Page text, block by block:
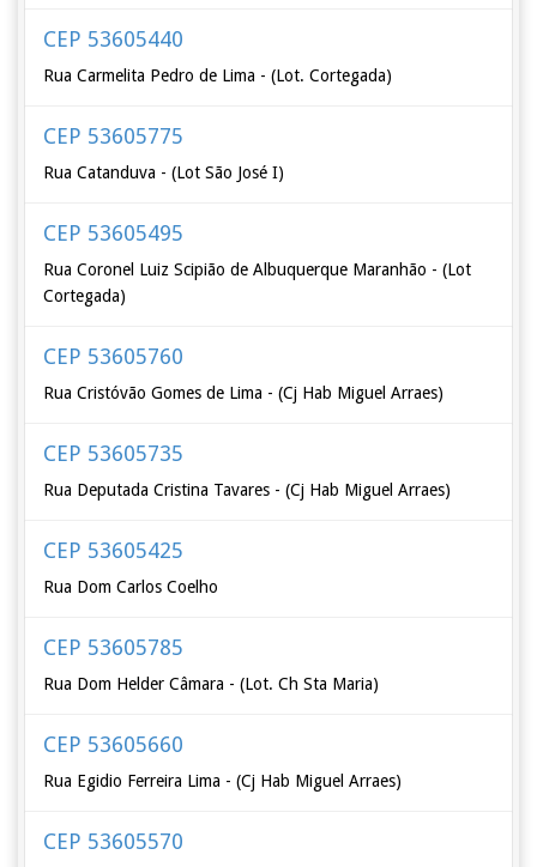
CEP 53605440
Rua Carmelita Pedro de Lima - (Lot. Cortegada)
CEP 53605775
Rua Catanduva - (Lot São José I)
CEP 53605495
Rua Coronel Luiz Scipião de Albuquerque Maranhão - (Lot
Cortegada)
CEP 53605760
Rua Cristóvão Gomes de Lima - (Cj Hab Miguel Arraes)
CEP 53605735
Rua Deputada Cristina Tavares - (Cj Hab Miguel Arraes)
CEP 53605425
Rua Dom Carlos Coelho
CEP 53605785
Rua Dom Helder Câmara - (Lot. Ch Sta Maria)
CEP 53605660
Rua Egidio Ferreira Lima - (Cj Hab Miguel Arraes)
CEP 53605570